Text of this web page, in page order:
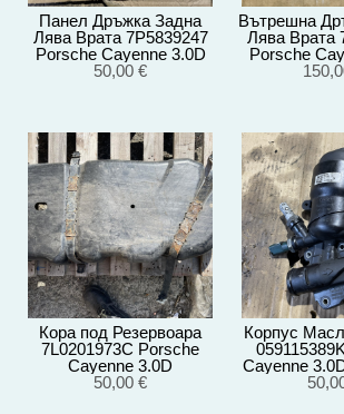
Панел Дръжка Задна
Лява Врата 7P5839247
Porsche Cayenne 3.0D
92A/EG22/2012
50,00 €
Вътрешна
Лява Врата
Porsche
92A/
Кора под Резервоара
7L0201973C Porsche
Cayenne 3.0D
92A/EG22/2012
50,00 €
Корпус
Cayenne